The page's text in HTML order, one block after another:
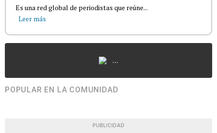
Es una red global de periodistas que reúne...
Leer más
...
POPULAR EN LA COMUNIDAD
PUBLICIDAD